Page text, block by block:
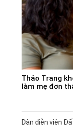
Thảo Trang
làm mẹ đơn
Dàn diễn viên